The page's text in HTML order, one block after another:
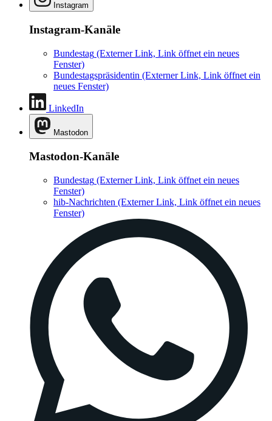
Instagram
Instagram-Kanäle
Bundestag (Externer Link, Link öffnet ein neues
Fenster)
Bundestagspräsidentin (Externer Link, Link öffnet ein
neues Fenster)
LinkedIn
Mastodon
Mastodon-Kanäle
Bundestag (Externer Link, Link öffnet ein neues
Fenster)
hib-Nachrichten (Externer Link, Link öffnet ein neues
Fenster)